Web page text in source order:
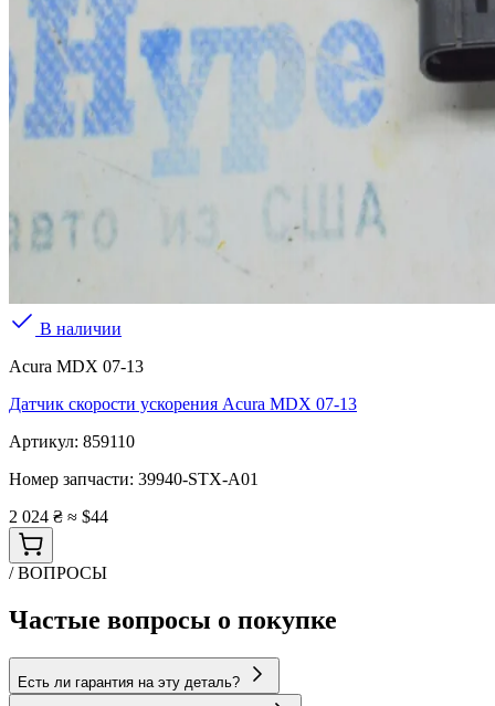
В наличии
Acura MDX 07-13
Датчик скорости ускорения Acura MDX 07-13
Артикул: 859110
Номер запчасти: 39940-STX-A01
2 024 ₴ ≈ $44
/ ВОПРОСЫ
Частые вопросы о покупке
Есть ли гарантия на эту деталь?